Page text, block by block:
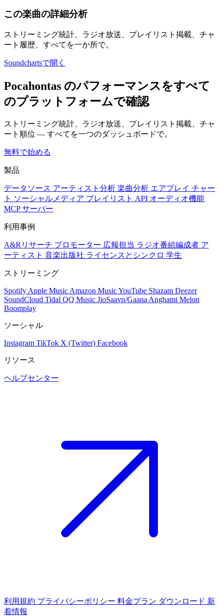
この楽曲の詳細分析
ストリーミング統計、ラジオ放送、プレイリスト掲載、チャ
ート履歴、すべてを一か所で。
Soundchartsで開く
Pocahontas のパフォーマンスをすべて
のプラットフォームで確認
ストリーミング統計、ラジオ放送、プレイリスト掲載、チャ
ート順位 — すべてを一つのダッシュボードで。
無料で始める
製品
データソース アーティスト分析 楽曲分析 エアプレイ チャー
ト ソーシャルメディア プレイリスト API オーディオ機能
MCP サーバー
利用事例
A&Rリサーチ プロモーター 広報担当 ラジオ番組編成者 ア
ーティスト 音楽出版社 ライセンスとシンクロ 学生
ストリーミング
Spotify Apple Music Amazon MusicYouTube Shazam Deezer
SoundCloud Tidal QQ Music JioSaavn/Gaana Anghami Melon
Boomplay
ソーシャル
Instagram TikTok X (Twitter) Facebook
リソース
ヘルプセンター
利用規約 プライバシーポリシー 料金プラン ダウンロード 新
着情報